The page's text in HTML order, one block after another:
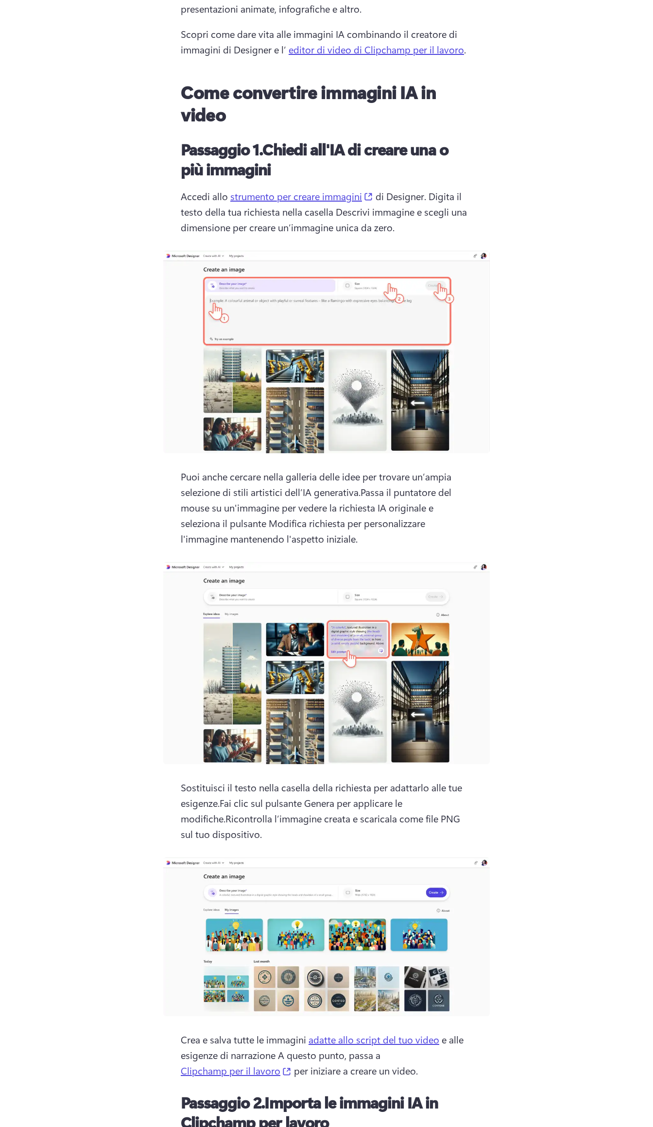
presentazioni animate, infografiche e altro.
Scopri come dare vita alle immagini IA combinando il creatore di
immagini di Designer e l’ editor di video di Clipchamp per il lavoro.
Come convertire immagini IA in
video
Passaggio 1.Chiedi all'IA di creare una o
più immagini
Accedi allo strumento per creare immagini (opens in a new tab)
di Designer. Digita il
testo della tua richiesta nella casella Descrivi immagine e scegli una
dimensione per creare un’immagine unica da zero.
Puoi anche cercare nella galleria delle idee per trovare un’ampia
selezione di stili artistici dell’IA generativa.Passa il puntatore del
mouse su un'immagine per vedere la richiesta IA originale e
seleziona il pulsante Modifica richiesta per personalizzare
l'immagine mantenendo l'aspetto iniziale.
Sostituisci il testo nella casella della richiesta per adattarlo alle tue
esigenze.Fai clic sul pulsante Genera per applicare le
modifiche.Ricontrolla l’immagine creata e scaricala come file PNG
sul tuo dispositivo.
Crea e salva tutte le immagini adatte allo script del tuo video e alle
esigenze di narrazione A questo punto, passa a
Clipchamp per il lavoro
(opens in a new tab)
per iniziare a creare un video.
Passaggio 2.Importa le immagini IA in
Clipchamp per lavoro